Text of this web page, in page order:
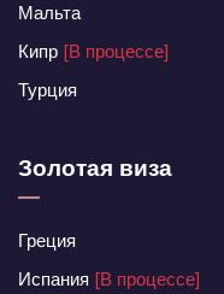
Мальта
Кипр [В процессе]
Турция
Золотая виза
Греция
Испания [В процессе]